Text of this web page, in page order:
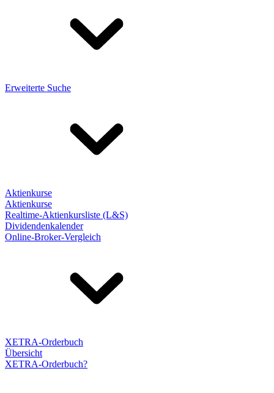
Erweiterte Suche
Aktienkurse
Aktienkurse
Realtime-Aktienkursliste (L&S)
Dividendenkalender
Online-Broker-Vergleich
XETRA-Orderbuch
Übersicht
XETRA-Orderbuch?